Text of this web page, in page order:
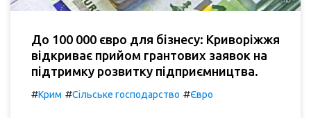
До 100 000 євро для бізнесу: Криворіжжя
відкриває прийом грантових заявок на
підтримку розвитку підприємництва.
#Крим #Сільське господарство #Євро